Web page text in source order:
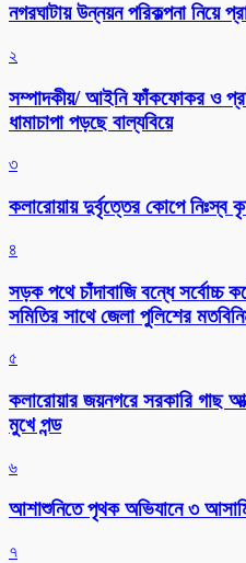
নগরঘাটায় উন্নয়ন পরিকল্পনা নিয়ে
২
সম্পাদকীয়/ আইনি ফাঁকফোকর ও
ধামাচাপা পড়ছে বাল্যবিয়ে
৩
কলারোয়ায় দুর্বৃত্তের কোপে নিঃস্ব
৪
সড়ক পথে চাঁদাবাজি বন্ধে
সমিতির সাথে জেলা পুলিশের
৫
কলারোয়ার জয়নগরে সরকারি গাছ
মুখে পন্ড
৬
আশাশুনিতে পৃথক অভিযানে ৩
৭